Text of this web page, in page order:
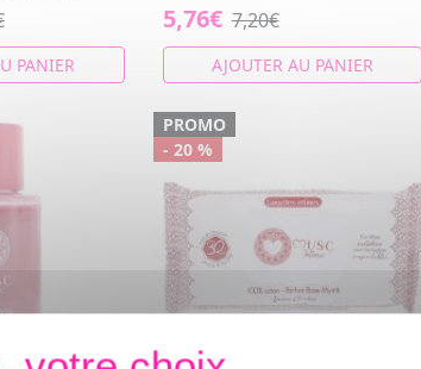
PANIER
5,76€ 7,20€
AJOUTER AU PANIER
PROMO
- 20 %